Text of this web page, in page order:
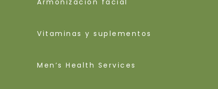
Armonización facial
Vitaminas y suplementos
Men’s Health Services